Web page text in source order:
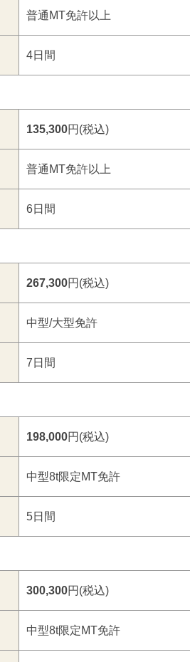
普通MT免許以上
4日間
135,300円(税込)
普通MT免許以上
6日間
267,300円(税込)
中型/大型免許
7日間
198,000円(税込)
中型8t限定MT免許
5日間
300,300円(税込)
中型8t限定MT免許